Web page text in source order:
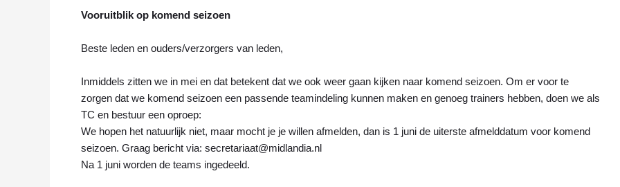
Vooruitblik op komend seizoen
Beste leden en ouders/verzorgers van leden,
Inmiddels zitten we in mei en dat betekent dat we ook weer gaan kijken naar komend seizoen. Om er voor te
zorgen dat we komend seizoen een passende teamindeling kunnen maken en genoeg trainers hebben, doen we als
TC en bestuur een oproep:
We hopen het natuurlijk niet, maar mocht je je willen afmelden, dan is 1 juni de uiterste afmelddatum voor komend
seizoen. Graag bericht via: secretariaat@midlandia.nl
Na 1 juni worden de teams ingedeeld.